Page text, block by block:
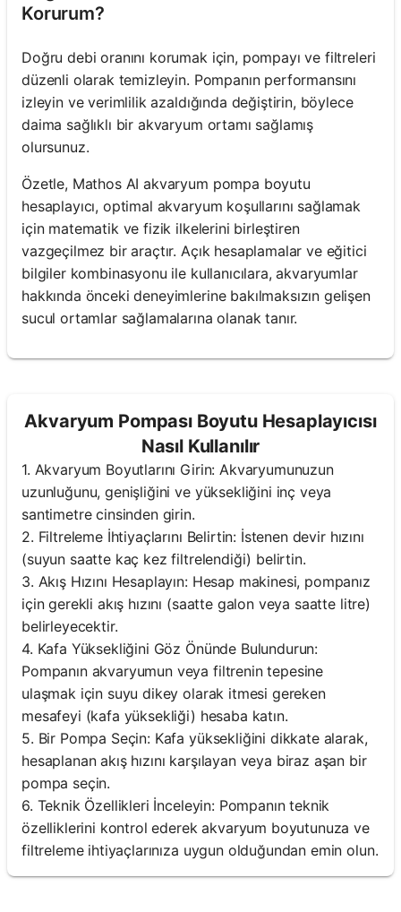
Korurum?
Doğru debi oranını korumak için, pompayı ve filtreleri
düzenli olarak temizleyin. Pompanın performansını
izleyin ve verimlilik azaldığında değiştirin, böylece
daima sağlıklı bir akvaryum ortamı sağlamış
olursunuz.
Özetle, Mathos AI akvaryum pompa boyutu
hesaplayıcı, optimal akvaryum koşullarını sağlamak
için matematik ve fizik ilkelerini birleştiren
vazgeçilmez bir araçtır. Açık hesaplamalar ve eğitici
bilgiler kombinasyonu ile kullanıcılara, akvaryumlar
hakkında önceki deneyimlerine bakılmaksızın gelişen
sucul ortamlar sağlamalarına olanak tanır.
Akvaryum Pompası Boyutu Hesaplayıcısı
Nasıl Kullanılır
1. Akvaryum Boyutlarını Girin: Akvaryumunuzun
uzunluğunu, genişliğini ve yüksekliğini inç veya
santimetre cinsinden girin.
2. Filtreleme İhtiyaçlarını Belirtin: İstenen devir hızını
(suyun saatte kaç kez filtrelendiği) belirtin.
3. Akış Hızını Hesaplayın: Hesap makinesi, pompanız
için gerekli akış hızını (saatte galon veya saatte litre)
belirleyecektir.
4. Kafa Yüksekliğini Göz Önünde Bulundurun:
Pompanın akvaryumun veya filtrenin tepesine
ulaşmak için suyu dikey olarak itmesi gereken
mesafeyi (kafa yüksekliği) hesaba katın.
5. Bir Pompa Seçin: Kafa yüksekliğini dikkate alarak,
hesaplanan akış hızını karşılayan veya biraz aşan bir
pompa seçin.
6. Teknik Özellikleri İnceleyin: Pompanın teknik
özelliklerini kontrol ederek akvaryum boyutunuza ve
filtreleme ihtiyaçlarınıza uygun olduğundan emin olun.